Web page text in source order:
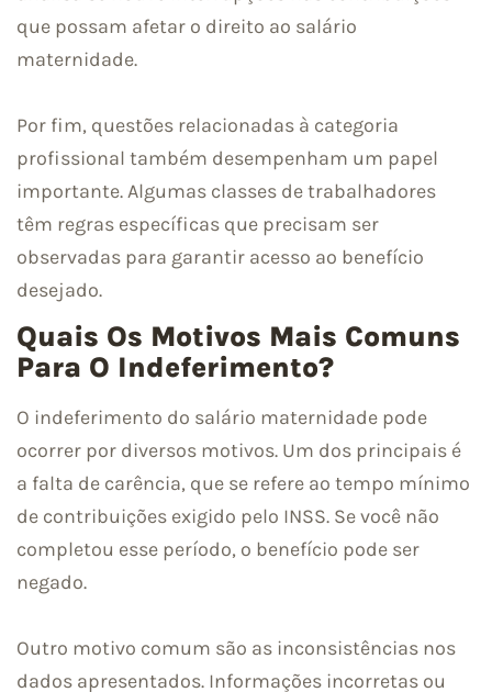
que possam afetar o direito ao salário
maternidade.
Por fim, questões relacionadas à categoria
profissional também desempenham um papel
importante. Algumas classes de trabalhadores
têm regras específicas que precisam ser
observadas para garantir acesso ao benefício
desejado.
Quais Os Motivos Mais Comuns
Para O Indeferimento?
O indeferimento do salário maternidade pode
ocorrer por diversos motivos. Um dos principais é
a falta de carência, que se refere ao tempo mínimo
de contribuições exigido pelo INSS. Se você não
completou esse período, o benefício pode ser
negado.
Outro motivo comum são as inconsistências nos
dados apresentados. Informações incorretas ou